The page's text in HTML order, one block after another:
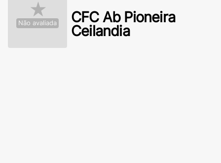
★
Não avaliada
CFC Ab Pioneira
Ceilandia